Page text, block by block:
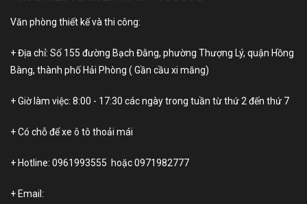
Văn phòng thiết kế và thi công:
+ Địa chỉ: Số 155 đường Bạch Đằng, phường Thượng Lý, quận Hồng
Bàng, thành phố Hải Phòng ( Gần cầu xi măng)
+ Giờ làm việc: 8:00 - 17:30 các ngày trong tuần từ thứ 2 đến thứ 7
+ Có chỗ để xe ô tô thoải mái
+ Hotline: 0961993555 hoặc0971982777
+ Email: